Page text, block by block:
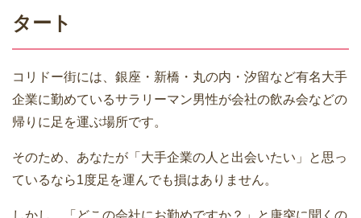
タート
コリドー街には、銀座・新橋・丸の内・汐留など有名大手
企業に勤めているサラリーマン男性が会社の飲み会などの
帰りに足を運ぶ場所です。
そのため、あなたが「大手企業の人と出会いたい」と思っ
ているなら1度足を運んでも損はありません。
しかし、「どこの会社にお勤めですか？」と唐突に聞くの